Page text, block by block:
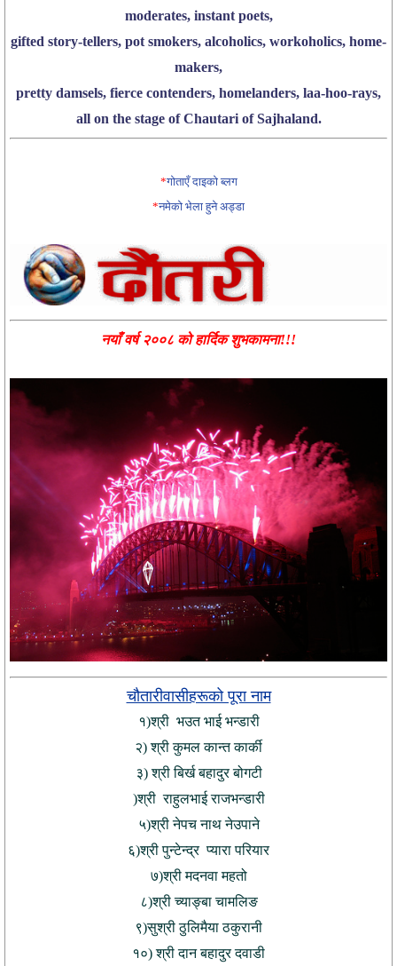
moderates, instant poets,
gifted story-tellers, pot smokers, alcoholics, workoholics, home-
makers,
pretty damsels, fierce contenders, homelanders, laa-hoo-rays,
all on the stage of Chautari of Sajhaland.
*गोताएँ दाइको ब्लग
*नमेको भेला हुने अड्डा
नयाँ वर्ष २००८ को हार्दिक शुभकामना!!!
चौतारीवासीहरूको पूरा नाम
१)श्री भउत भाई भन्डारी
२) श्री कुमल कान्त कार्की
३) श्री बिर्ख बहादुर बोगटी
)श्री राहुलभाई राजभन्डारी
५)श्री नेपच नाथ नेउपाने
६)श्री पुन्टेन्द्र प्यारा परियार
७)श्री मदनवा महतो
८)श्री च्याङ्बा चामलिङ
९)सुश्री ठुलिमैया ठकुरानी
१०) श्री दान बहादुर दवाडी